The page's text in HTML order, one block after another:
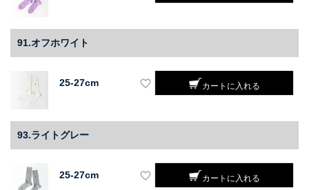
91.オフホワイト
25-27cm カートに入れる
93.ライトグレー
25-27cm カートに入れる